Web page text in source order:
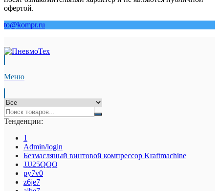
офертой.
to@kompr.ru
Меню
Тенденции:
1
Admin/login
Безмасляный винтовой компрессор Kraftmaсhine
JJJ25QQQ
py7v0
z6je7